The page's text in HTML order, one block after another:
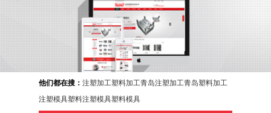
他们都在搜： 注塑加工塑料加工青岛注塑加工青岛塑料加工
注塑模具塑料注塑模具塑料模具